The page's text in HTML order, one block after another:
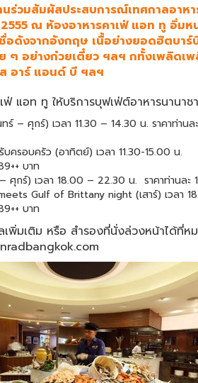
ร่วมสัมผัสประสบการณ์เทศกาลอาห
ณ ห้องอาหารคาเฟ่ แอท ทู อิ่มห
ดังจากอังกฤษ เนื้อย่างยอดฮิตบาร์
ๆ อย่างก๋วยเตี๋ยว ฯลฯ กทั้งเพลิดเ
อาร์ แอนด์ บี ฯลฯ
ฟ่ แอท ทู ให้บริการบุฟเฟ่ต์อาหารนานาช
– ศุกร์) เวลา 11.30 – 14.30 น. ราคาท่านล
ครอบครัว (อาทิตย์) เวลา 11.30-15.00 น.
บาท
ศุกร์) เวลา 18.00 – 22.30 น. ราคาท่านละ
Gulf of Brittany night (เสาร์) เวลา
บาท
พิ่มเติม หรือ สำรองที่นั่งล่วงหน้าได้ที่